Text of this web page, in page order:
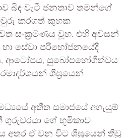
බිඳ වැටී ජනතාව තමන්ගේ
කරගත් කුහක
සංක්‍රමණය වූහ. එහි අවසන්
සේවා පරිභෝජනයේදී
ආටෝපය, සුඛෝපභෝගීත්වය
ශීඝ්‍රයෙන්
අතීත සමාජයේ අගැයුම්
ගේ භූමිකාව
අතර ඒ වන විට ශීඝ්‍රයෙන් තීව්‍ර